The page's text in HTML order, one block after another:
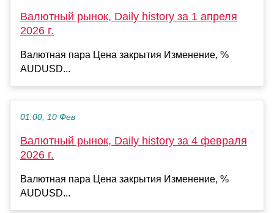
Валютный рынок, Daily history за 1 апреля
2026 г.
Валютная пара Цена закрытия Изменение, %
AUDUSD...
01:00, 10 Фев
Валютный рынок, Daily history за 4 февраля
2026 г.
Валютная пара Цена закрытия Изменение, %
AUDUSD...